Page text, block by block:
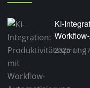
KI-
2025-11-